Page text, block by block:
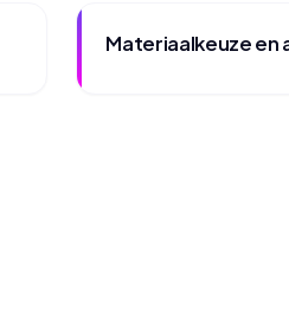
Materiaalkeuze en